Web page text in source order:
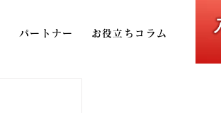
パートナー お役立ちコラム